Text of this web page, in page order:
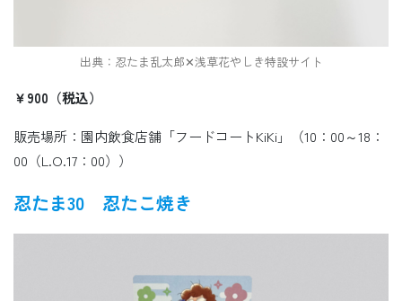
出典：忍たま乱太郎✕浅草花やしき特設サイト
￥900 （税込）
販売場所：園内飲食店舗「フードコートKiKi」（10：00～18：
00（L.O.17：00））
忍たま30 忍たこ焼き